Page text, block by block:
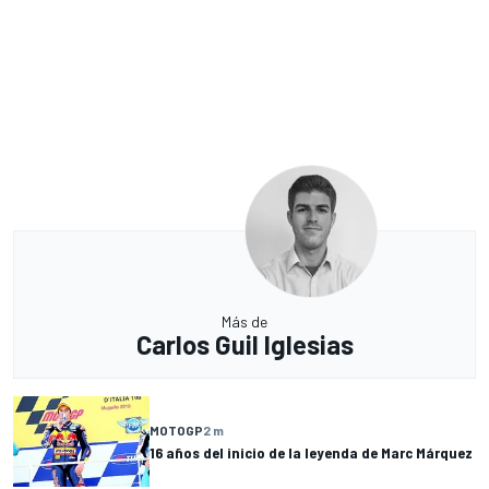
Más de
Carlos Guil Iglesias
MOTOGP2 m
16 años del inicio de la leyenda de Marc Márquez